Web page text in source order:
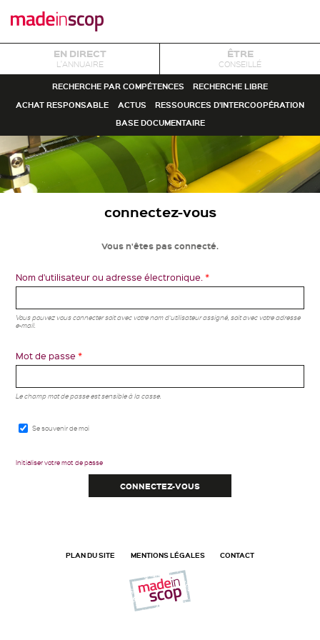
EN DIRECT
L'ANNUAIRE
ÊTRE
CONSEILLÉ
RECHERCHE PAR COMPÉTENCES
RECHERCHE LIBRE
ACHAT RESPONSABLE
ACTUS
RESSOURCES D'INTERCOOPÉRATION
BASE DOCUMENTAIRE
connectez-vous
Vous n'êtes pas connecté.
Nom d'utilisateur ou adresse électronique.*
Vous pouvez vous connecter soit avec votre nom d'utilisateur assigné, soit avec votre adresse
e-mail.
Mot de passe*
Le champ mot de passe est sensible à la casse.
Se souvenir de moi
Initialiser votre mot de passe
PLAN DU SITE MENTIONS LÉGALES CONTACT